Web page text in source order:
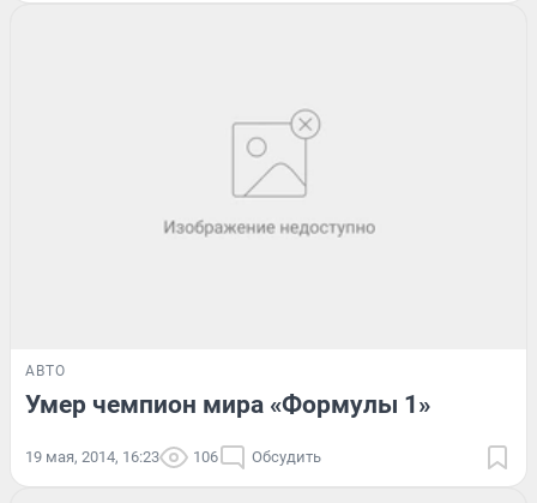
АВТО
Умер чемпион мира «Формулы 1»
19 мая, 2014, 16:23 106 Обсудить